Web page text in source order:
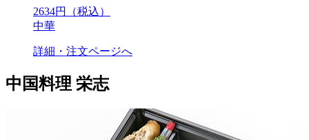
2634円（税込）
中華
詳細・注文ページへ
中国料理 栄志